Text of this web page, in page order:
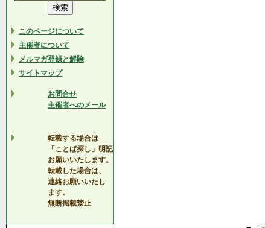
このページについて
主催者について
メルマガ登録と解除
サイトマップ
お問合せ
主催者へのメール
転載する場合は
「ことば探し」明記
お願いいたします。
転載した場合は、
連絡お願いいたし
ます。
無断掲載禁止